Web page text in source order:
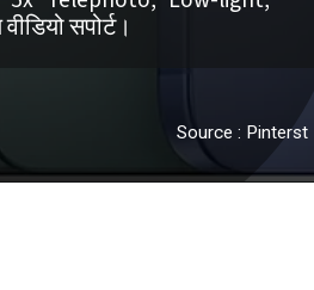
Source : Pinterst